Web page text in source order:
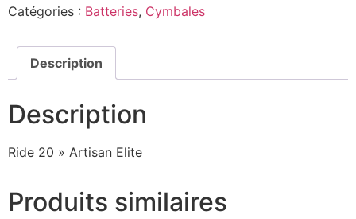
Catégories : Batteries, Cymbales
Description
Description
Ride 20 » Artisan Elite
Produits similaires